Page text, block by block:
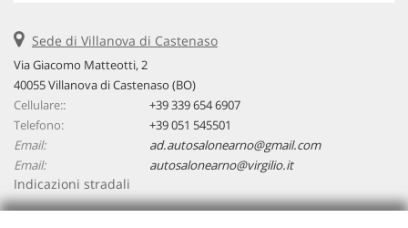
Sede di Villanova di Castenaso
Via Giacomo Matteotti, 2
40055 Villanova di Castenaso (BO)
Cellulare::
+39 339 654 6907
Telefono:
+39 051 545501
Email:
ad.autosalonearno@gmail.com
Email:
autosalonearno@virgilio.it
Indicazioni stradali